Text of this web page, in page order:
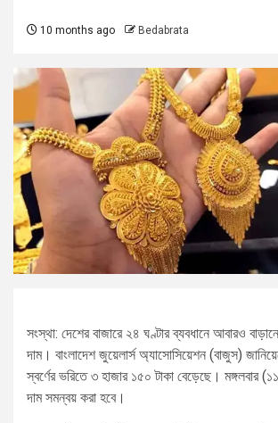
10 months ago Bedabrata
সংস্থা: দেশের বাজারে ২৪ ঘণ্টার ব্যবধানে আবারও
দাম। বাংলাদেশ জুয়েলার্স অ্যাসোসিয়েশন (বাজুস)
স্বর্ণের ভরিতে ৩ হাজার ১৫০ টাকা বেড়েছে। মঙ্গলবার
দাম সমন্বয় করা হবে।